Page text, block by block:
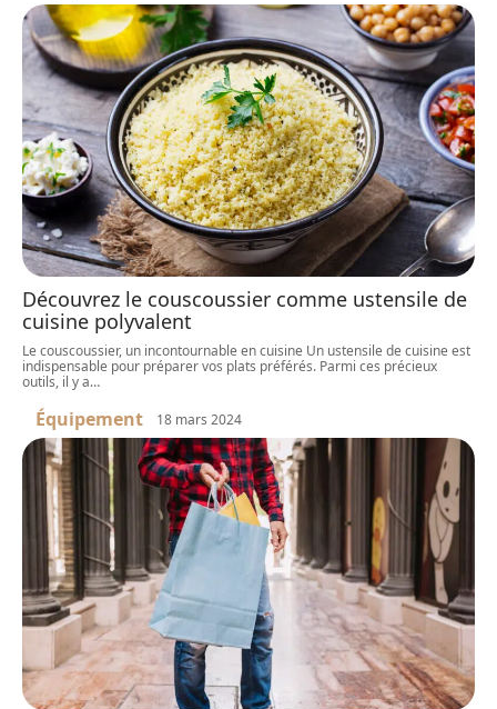
Découvrez le couscoussier comme ustensile de
cuisine polyvalent
Le couscoussier, un incontournable en cuisine Un ustensile de cuisine est
indispensable pour préparer vos plats préférés. Parmi ces précieux
outils, il y a…
Équipement 18 mars 2024